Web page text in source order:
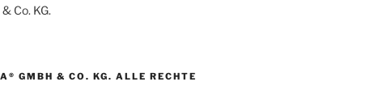
Co. KG.
GMBH & CO. KG. ALLE RECHTE